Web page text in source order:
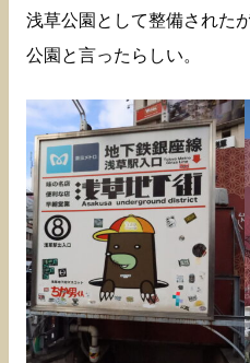
浅草公園として整備された
公園と言ったらしい。